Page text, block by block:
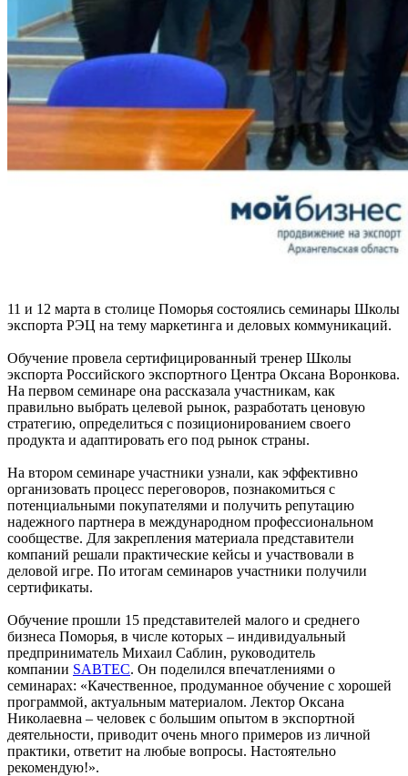
11 и 12 марта в столице Поморья состоялись семинары Школы
экспорта РЭЦ на тему маркетинга и деловых коммуникаций.
Обучение провела сертифицированный тренер Школы
экспорта Российского экспортного Центра Оксана Воронкова.
На первом семинаре она рассказала участникам, как
правильно выбрать целевой рынок, разработать ценовую
стратегию, определиться с позиционированием своего
продукта и адаптировать его под рынок страны.
На втором семинаре участники узнали, как эффективно
организовать процесс переговоров, познакомиться с
потенциальными покупателями и получить репутацию
надежного партнера в международном профессиональном
сообществе. Для закрепления материала представители
компаний решали практические кейсы и участвовали в
деловой игре. По итогам семинаров участники получили
сертификаты.
Обучение прошли 15 представителей малого и среднего
бизнеса Поморья, в числе которых – индивидуальный
предприниматель Михаил Саблин, руководитель
компании SABTEC. Он поделился впечатлениями о
семинарах: «Качественное, продуманное обучение с хорошей
программой, актуальным материалом. Лектор Оксана
Николаевна – человек с большим опытом в экспортной
деятельности, приводит очень много примеров из личной
практики, ответит на любые вопросы. Настоятельно
рекомендую!».